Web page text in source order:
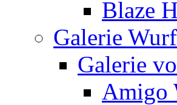
Blaze
Galerie
Galerie
Amigo